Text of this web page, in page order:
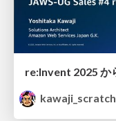
kawaji_scratch